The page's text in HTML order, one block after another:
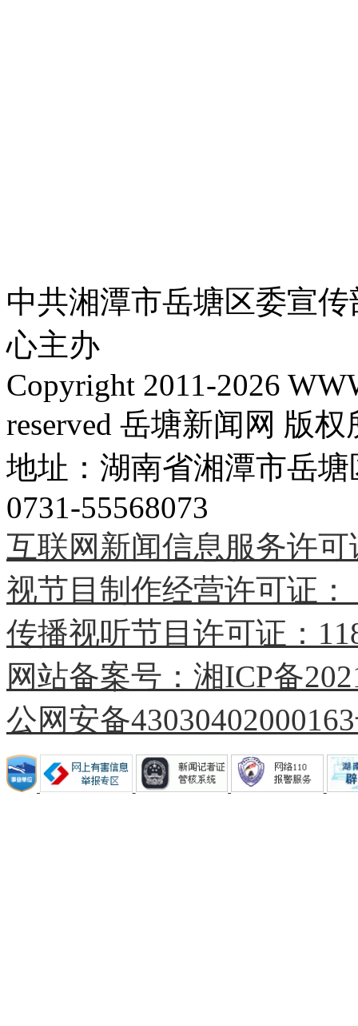
中共湘潭市岳塘区委宣
心主办
Copyright 2011-2026
reserved 岳塘新闻网 版权
地址：湖南省湘潭市岳塘
互联网新闻信息服务许可
视节目制作经营许可证
传播视听节目许可证：
网站备案号：湘ICP备
公网安备